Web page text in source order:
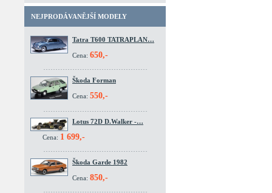
NEJPRODÁVANĚJŠÍ MODELY
Tatra T600 TATRAPLAN…
Cena: 650,-
Škoda Forman
Cena: 550,-
Lotus 72D D.Walker -…
Cena: 1 699,-
Škoda Garde 1982
Cena: 850,-